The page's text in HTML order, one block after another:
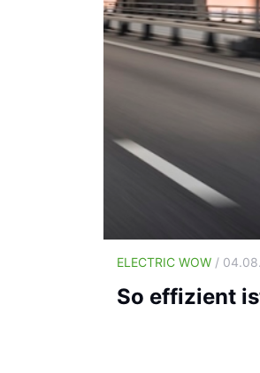
ELECTRIC WOW /
So effizient